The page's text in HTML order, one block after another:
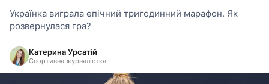
Українка виграла епічний тригодинний марафон. Як
розвернулася гра?
Катерина Урсатій
Спортивна журналістка